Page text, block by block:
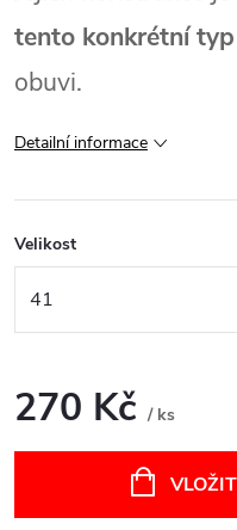
tento konkrétní typ
obuvi.
Detailní informace
Velikost
270 Kč / ks